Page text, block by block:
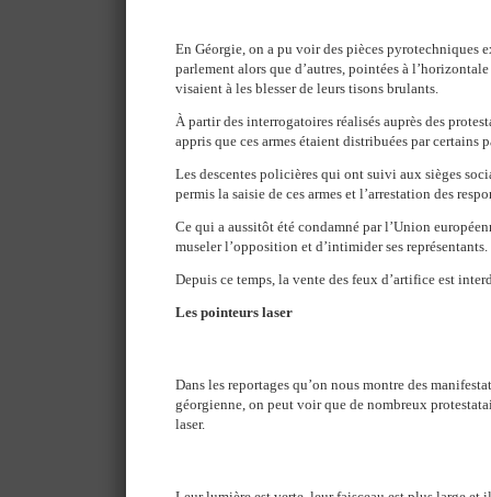
En Géorgie, on a pu voir des pièces pyrotechniques
parlement alors que d’autres, pointées à
visaient à les blesser de leurs tisons brulants.
À partir des interrogatoires réalisés auprès des
appris que ces armes étaient distribuées par certains
Les descentes policières qui ont suivi aux sièges
permis la saisie de ces armes et l’arrestation des
Ce qui a aussitôt été condamné par l’Union
museler l’opposition et d’intimider ses représentants.
Depuis ce temps, la vente des feux d’artifice est
Les pointeurs laser
Dans les reportages qu’on nous montre des
géorgienne, on peut voir que de nombreux
laser.